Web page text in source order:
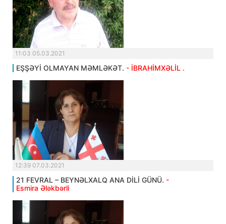
11:03 05.03.2021
EŞŞƏYİ OLMAYAN MƏMLƏKƏT. - İBRAHİMXƏLİL .
12:39 07.03.2021
21 FEVRAL – BEYNƏLXALQ ANA DİLİ GÜNÜ. -
Esmira Ələkbərli